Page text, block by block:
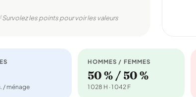
Survolez les points pour voir les valeurs
/ ménage
HOMMES / FEMMES
50 % / 50 %
1 028 H · 1 042 F